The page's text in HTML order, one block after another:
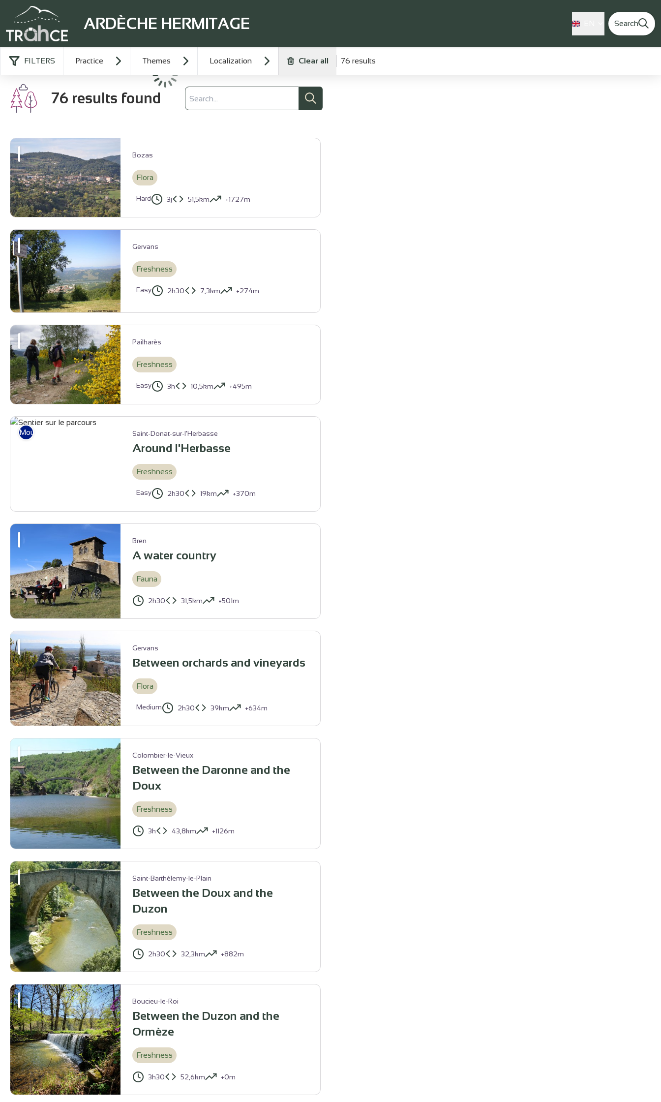
ARDÈCHE HERMITAGE Search
FILTERS Practice Themes Localization Clear all 76 results
76 results found
Search
Search
Bozas
Flora
Hard 3j 51,5km +1727m
Gervans
Freshness
Easy 2h30 7,3km +274m
Pailharès
Freshness
Easy 3h 10,5km +495m
Mountain Bike Saint-Donat-sur-l'Herbasse
Around l'Herbasse
Freshness
Easy 2h30 19km +370m
Bren
A water country
Fauna
2h30 31,5km +501m
Gervans
Between orchards and vineyards
Flora
Medium 2h30 39km +634m
Colombier-le-Vieux
Between the Daronne and the
Doux
Freshness
3h 43,8km +1126m
Saint-Barthélemy-le-Plain
Between the Doux and the
Duzon
Freshness
2h30 32,3km +882m
Boucieu-le-Roi
Between the Duzon and the
Ormèze
Freshness
3h30 52,6km +0m
Loading